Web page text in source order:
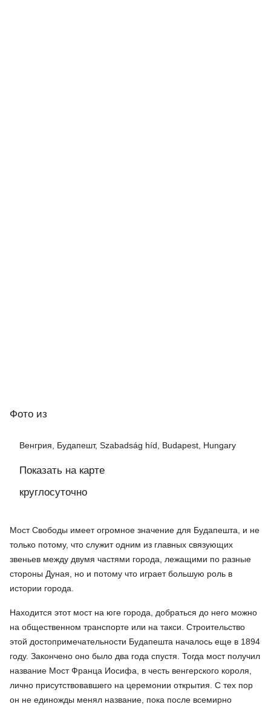
Фото из
Венгрия, Будапешт, Szabadság híd, Budapest, Hungary
Показать на карте
круглосуточно
Мост Свободы имеет огромное значение для Будапешта, и не
только потому, что служит одним из главных связующих
звеньев между двумя частями города, лежащими по разные
стороны Дуная, но и потому что играет большую роль в
истории города.
Находится этот мост на юге города, добраться до него можно
на общественном транспорте или на такси. Строительство
этой достопримечательности Будапешта началось еще в 1894
году. Закончено оно было два года спустя. Тогда мост получил
название Мост Франца Иосифа, в честь венгерского короля,
лично присутствовавшего на церемонии открытия. С тех пор
он не единожды менял название, пока после всемирно